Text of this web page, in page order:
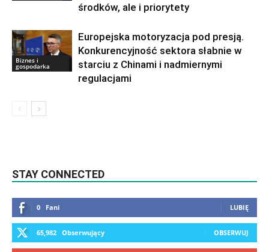
środków, ale i priorytety
Biznes i
gospodarka
Europejska motoryzacja pod presją.
Konkurencyjność sektora słabnie w
starciu z Chinami i nadmiernymi
regulacjami
STAY CONNECTED
0 Fani LUBIĘ
65,982 Obserwujący OBSERWUJ